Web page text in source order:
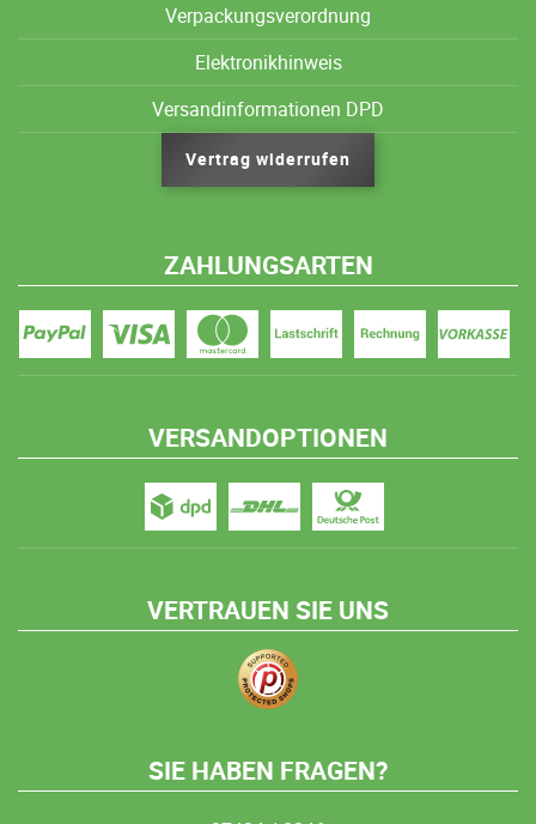
Verpackungsverordnung
Elektronikhinweis
Versandinformationen DPD
Vertrag widerrufen
ZAHLUNGSARTEN
VERSANDOPTIONEN
VERTRAUEN SIE UNS
SIE HABEN FRAGEN?